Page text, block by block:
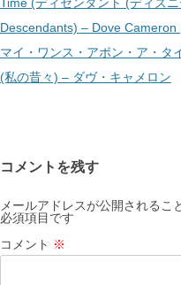
ナ
ビ
ゲ
ン
Descendants) – Dove Cameron
マイ・ワンス・アポン・ア・タ
(私の昔々) – ダヴ・キャメロン
コメントを残す
メールアドレスが公開されるこ
必須項目です
コメント ※